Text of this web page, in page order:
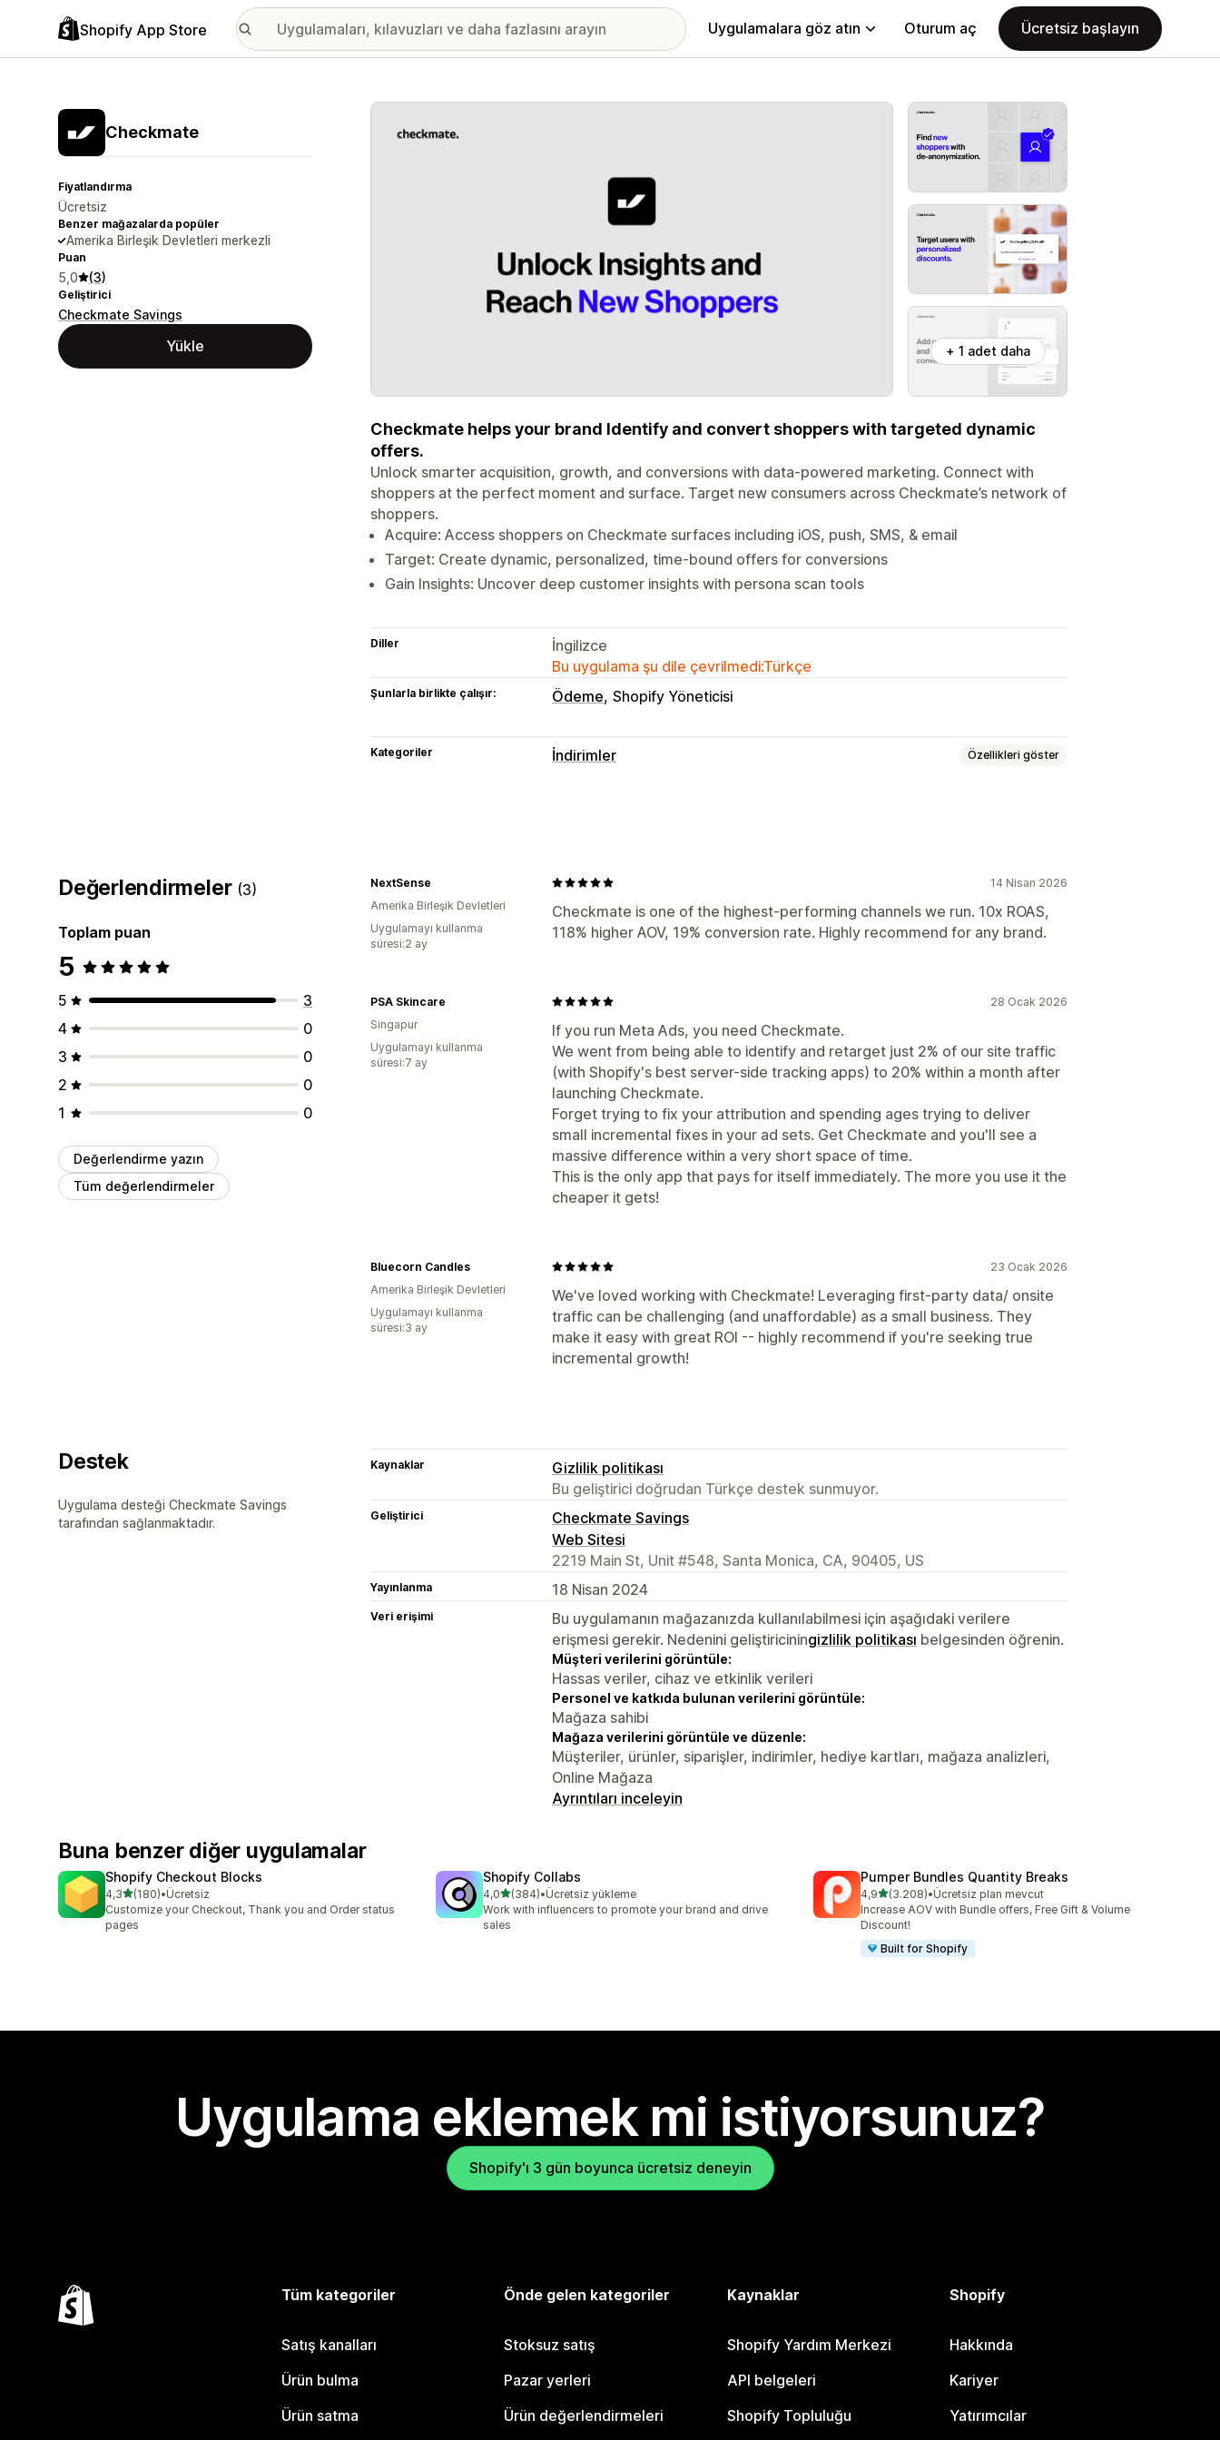
Shopify App Store Uygulamalara göz atın Oturum aç Ücretsiz başlayın
Checkmate
Fiyatlandırma
Ücretsiz
Benzer mağazalarda popüler
Amerika Birleşik Devletleri merkezli
Puan
5,0 (3)
Geliştirici
Checkmate Savings
Yükle
Öne çıkan görsel galerisi
+ 1 adet daha
Checkmate helps your brand Identify and convert shoppers with targeted dynamic
offers.
Unlock smarter acquisition, growth, and conversions with data-powered marketing. Connect with
shoppers at the perfect moment and surface. Target new consumers across Checkmate’s network of
shoppers.
Acquire: Access shoppers on Checkmate surfaces including iOS, push, SMS, & email
Target: Create dynamic, personalized, time-bound offers for conversions
Gain Insights: Uncover deep customer insights with persona scan tools
Diller
İngilizce
Bu uygulama şu dile çevrilmedi:Türkçe
Şunlarla birlikte çalışır: Ödeme Shopify Yöneticisi
Kategoriler İndirimler Özellikleri göster
İndirimleri yönetme
Kampanyalar
Değerlendirmeler (3)
Toplam puan
5
5
3
4
0
3
0
2
0
1
0
Değerlendirme yazın
Tüm değerlendirmeler
14 Nisan 2026
Checkmate is one of the highest-performing channels we run. 10x ROAS,
118% higher AOV, 19% conversion rate. Highly recommend for any brand.
NextSense
Amerika Birleşik Devletleri
Uygulamayı kullanma
süresi:2 ay
28 Ocak 2026
If you run Meta Ads, you need Checkmate.
We went from being able to identify and retarget just 2% of our site traffic
(with Shopify's best server-side tracking apps) to 20% within a month after
launching Checkmate.
Forget trying to fix your attribution and spending ages trying to deliver
small incremental fixes in your ad sets. Get Checkmate and you'll see a
massive difference within a very short space of time.
This is the only app that pays for itself immediately. The more you use it the
cheaper it gets!
PSA Skincare
Singapur
Uygulamayı kullanma
süresi:7 ay
23 Ocak 2026
We've loved working with Checkmate! Leveraging first-party data/ onsite
traffic can be challenging (and unaffordable) as a small business. They
make it easy with great ROI -- highly recommend if you're seeking true
incremental growth!
Bluecorn Candles
Amerika Birleşik Devletleri
Uygulamayı kullanma
süresi:3 ay
Destek
Uygulama desteği Checkmate Savings
tarafından sağlanmaktadır.
Kaynaklar
Gizlilik politikası
Bu geliştirici doğrudan Türkçe destek sunmuyor.
Geliştirici
Checkmate Savings
Web Sitesi
2219 Main St, Unit #548, Santa Monica, CA, 90405, US
Yayınlanma 18 Nisan 2024
Veri erişimi
Bu uygulamanın mağazanızda kullanılabilmesi için aşağıdaki verilere
erişmesi gerekir. Nedenini geliştiriciningizlilik politikası belgesinden öğrenin.
Müşteri verilerini görüntüle:
Hassas veriler, cihaz ve etkinlik verileri
Personel ve katkıda bulunan verilerini görüntüle:
Mağaza sahibi
Mağaza verilerini görüntüle ve düzenle:
Müşteriler, ürünler, siparişler, indirimler, hediye kartları, mağaza analizleri,
Online Mağaza
Ayrıntıları inceleyin
Buna benzer diğer uygulamalar
Shopify Checkout Blocks
4,35 yıldız üzerinden
(180)
toplam 180 değerlendirme
•Ücretsiz
Customize your Checkout, Thank you and Order status
pages
Shopify Collabs
4,05 yıldız üzerinden
(384)
toplam 384 değerlendirme
•Ücretsiz yükleme
Work with influencers to promote your brand and drive
sales
Pumper Bundles Quantity Breaks
4,95 yıldız üzerinden
(3.208)
toplam 3208 değerlendirme
•Ücretsiz plan mevcut
Increase AOV with Bundle offers, Free Gift & Volume
Discount!
Built for Shopify
Uygulama eklemek mi istiyorsunuz?
Shopify'ı 3 gün boyunca ücretsiz deneyin
Tüm kategoriler
Satış kanalları
Ürün bulma
Ürün satma
Önde gelen kategoriler
Stoksuz satış
Pazar yerleri
Ürün değerlendirmeleri
Kaynaklar
Shopify Yardım Merkezi
API belgeleri
Shopify Topluluğu
Shopify
Hakkında
Kariyer
Yatırımcılar